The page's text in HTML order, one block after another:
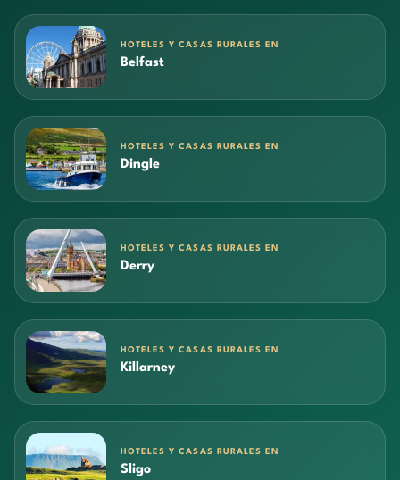
HOTELES Y CASAS RURALES EN
Belfast
HOTELES Y CASAS RURALES EN
Dingle
HOTELES Y CASAS RURALES EN
Derry
HOTELES Y CASAS RURALES EN
Killarney
HOTELES Y CASAS RURALES EN
Sligo